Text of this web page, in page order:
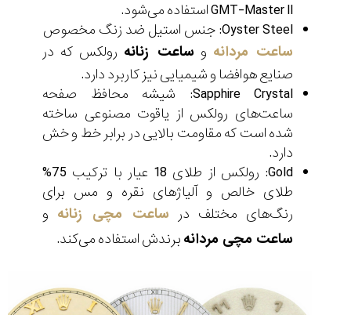
GMT-Master II استفاده می‌شود.
Oyster Steel: جنس استیل ضد زنگ مخصوص
ساعت مردانه و ساعت زنانه رولکس که در
صنایع هوافضا و شیمیایی نیز کاربرد دارد.
Sapphire Crystal: شیشه محافظ صفحه
ساعت‌های رولکس از یاقوت مصنوعی ساخته
شده است که مقاومت بالایی در برابر خط و خش
دارد.
Gold: رولکس از طلای 18 عیار با ترکیب 75%
طلای خالص و آلیاژهای نقره و مس برای
رنگ‌های مختلف در ساعت مچی زنانه و
ساعت مچی مردانهبرندش استفاده می‌کند.